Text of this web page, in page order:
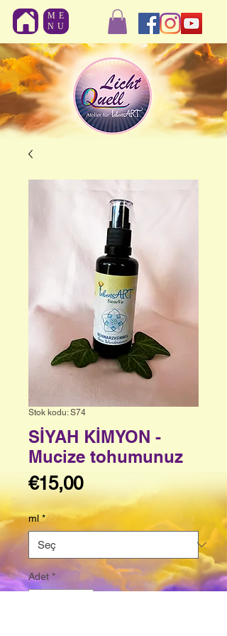
ME
NU
Stok kodu: S74
SİYAH KİMYON -
Mucize tohumunuz
€15,00Fiyat
ml *
Adet *